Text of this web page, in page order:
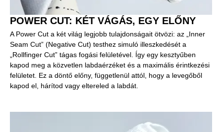
POWER CUT: KÉT VÁGÁS, EGY ELŐNY
A Power Cut a két világ legjobb tulajdonságait ötvözi: az „Inner
Seam Cut” (Negative Cut) testhez simuló illeszkedését a
„Rollfinger Cut” tágas fogási felületével. Így egy kesztyűben
kapod meg a közvetlen labdaérzéket és a maximális érintkezési
felületet. Ez a döntő előny, függetlenül attól, hogy a levegőből
kapod el, hárítod vagy eltereled a labdát.